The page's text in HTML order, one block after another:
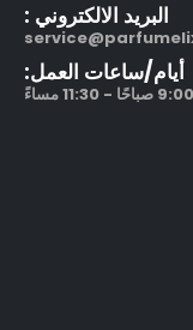
البريد الالكتروني :
أيام/ساعات العمل: